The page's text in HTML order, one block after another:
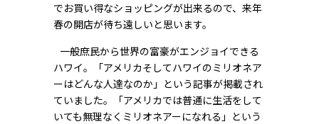
でお買い得なショッピングが出来るので、来年
春の開店が待ち遠しいと思います。
一般庶民から世界の富豪がエンジョイできる
ハワイ。「アメリカそしてハワイのミリオネア
ーはどんな人達なのか」という記事が掲載され
ていました。「アメリカでは普通に生活をして
いても無理なくミリオネアーになれる」という